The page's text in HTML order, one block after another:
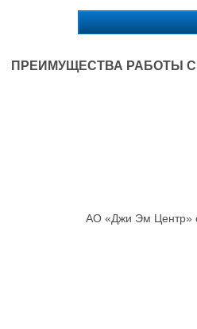
ПРЕИМУЩЕСТВА РАБОТЫ
АО «Джи Эм Центр»